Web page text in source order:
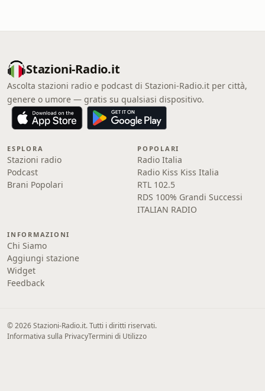
Stazioni-Radio.it
Ascolta stazioni radio e podcast di Stazioni-Radio.it per città,
genere o umore — gratis su qualsiasi dispositivo.
ESPLORA
Stazioni radio
Podcast
Brani Popolari
POPOLARI
Radio Italia
Radio Kiss Kiss Italia
RTL 102.5
RDS 100% Grandi Successi
ITALIAN RADIO
INFORMAZIONI
Chi Siamo
Aggiungi stazione
Widget
Feedback
© 2026 Stazioni-Radio.it. Tutti i diritti riservati.
Informativa sulla PrivacyTermini di Utilizzo